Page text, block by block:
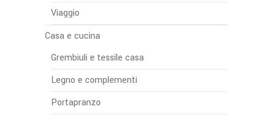
Viaggio
Casa e cucina
Grembiuli e tessile casa
Legno e complementi
Portapranzo